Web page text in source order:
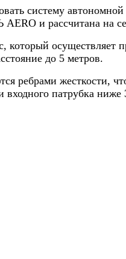
систему
и рассчитана на
до 5 метров.
ребрами жесткости,
патрубка ниже